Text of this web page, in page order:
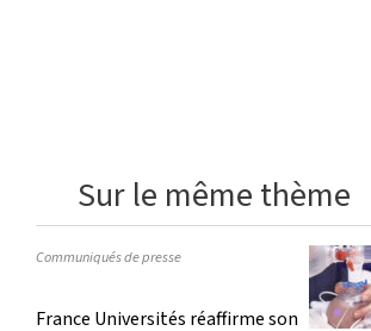
Sur le même thème
Communiqués de presse
France Universités réaffirme son